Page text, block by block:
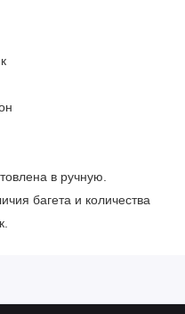
в ручную.
багета и количества